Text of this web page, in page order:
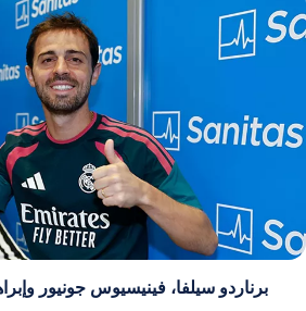
برناردو سيلفا، فينيسيوس جونيور